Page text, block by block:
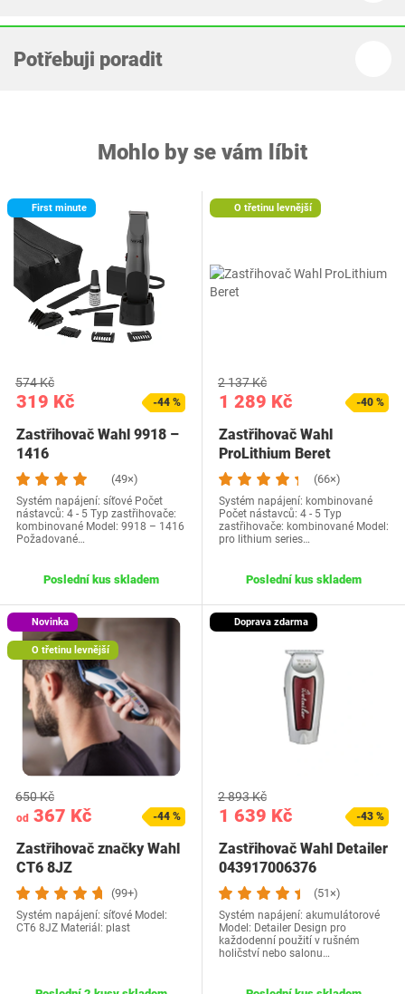
Potřebuji poradit
Mohlo by se vám líbit
First minute
319 Kč
574 Kč
-44 %
Zastřihovač Wahl 9918 –
1416
(49×)
Systém napájení: síťové Počet
nástavců: 4 - 5 Typ zastřihovače:
kombinované Model: 9918 – 1416
Požadované…
Poslední kus skladem
O třetinu levnější
1 289 Kč
2 137 Kč
-40 %
Zastřihovač Wahl
ProLithium Beret
(66×)
Systém napájení: kombinované
Počet nástavců: 4 - 5 Typ
zastřihovače: kombinované Model:
pro lithium series…
Poslední kus skladem
Novinka
O třetinu levnější
od 367 Kč
650 Kč
-44 %
Zastřihovač značky Wahl
CT6 8JZ
(99+)
Systém napájení: síťové Model:
CT6 8JZ Materiál: plast
Doprava zdarma
1 639 Kč
2 893 Kč
-43 %
Zastřihovač Wahl Detailer
043917006376
(51×)
Systém napájení: akumulátorové
Model: Detailer Design pro
každodenní použití v rušném
holičství nebo salonu…